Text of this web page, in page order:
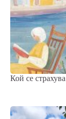
Кой се